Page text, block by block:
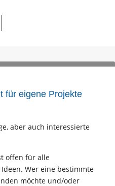
für eigene Projekte
aber auch interessierte
offen für alle
Wer eine bestimmte
möchte und/oder